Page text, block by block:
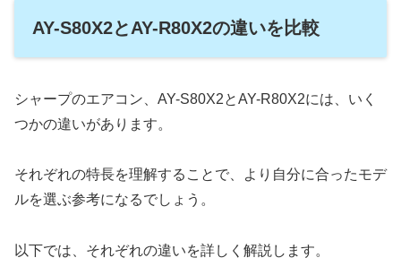
AY-S80X2とAY-R80X2の違いを比較
シャープのエアコン、AY-S80X2とAY-R80X2には、いく
つかの違いがあります。
それぞれの特長を理解することで、より自分に合ったモデ
ルを選ぶ参考になるでしょう。
以下では、それぞれの違いを詳しく解説します。